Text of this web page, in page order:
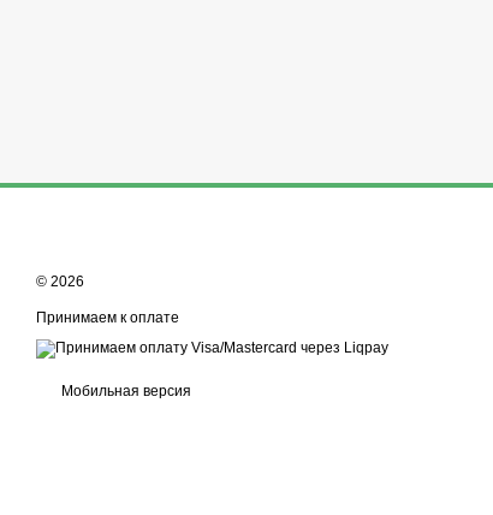
© 2026
Принимаем к оплате
Мобильная версия